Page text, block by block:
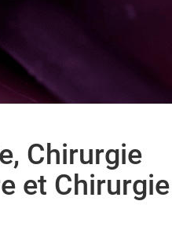
Chirurgie
et Chirurgie